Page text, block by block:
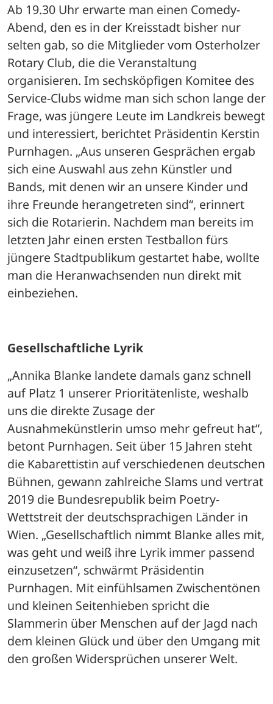
Ab 19.30 Uhr erwarte man einen Comedy-
Abend, den es in der Kreisstadt bisher nur
selten gab, so die Mitglieder vom Osterholzer
Rotary Club, die die Veranstaltung
organisieren. Im sechsköpfigen Komitee des
Service-Clubs widme man sich schon lange der
Frage, was jüngere Leute im Landkreis bewegt
und interessiert, berichtet Präsidentin Kerstin
Purnhagen. „Aus unseren Gesprächen ergab
sich eine Auswahl aus zehn Künstler und
Bands, mit denen wir an unsere Kinder und
ihre Freunde herangetreten sind“, erinnert
sich die Rotarierin. Nachdem man bereits im
letzten Jahr einen ersten Testballon fürs
jüngere Stadtpublikum gestartet habe, wollte
man die Heranwachsenden nun direkt mit
einbeziehen.
Gesellschaftliche Lyrik
„Annika Blanke landete damals ganz schnell
auf Platz 1 unserer Prioritätenliste, weshalb
uns die direkte Zusage der
Ausnahmekünstlerin umso mehr gefreut hat“,
betont Purnhagen. Seit über 15 Jahren steht
die Kabarettistin auf verschiedenen deutschen
Bühnen, gewann zahlreiche Slams und vertrat
2019 die Bundesrepublik beim Poetry-
Wettstreit der deutschsprachigen Länder in
Wien. „Gesellschaftlich nimmt Blanke alles mit,
was geht und weiß ihre Lyrik immer passend
einzusetzen“, schwärmt Präsidentin
Purnhagen. Mit einfühlsamen Zwischentönen
und kleinen Seitenhieben spricht die
Slammerin über Menschen auf der Jagd nach
dem kleinen Glück und über den Umgang mit
den großen Widersprüchen unserer Welt.